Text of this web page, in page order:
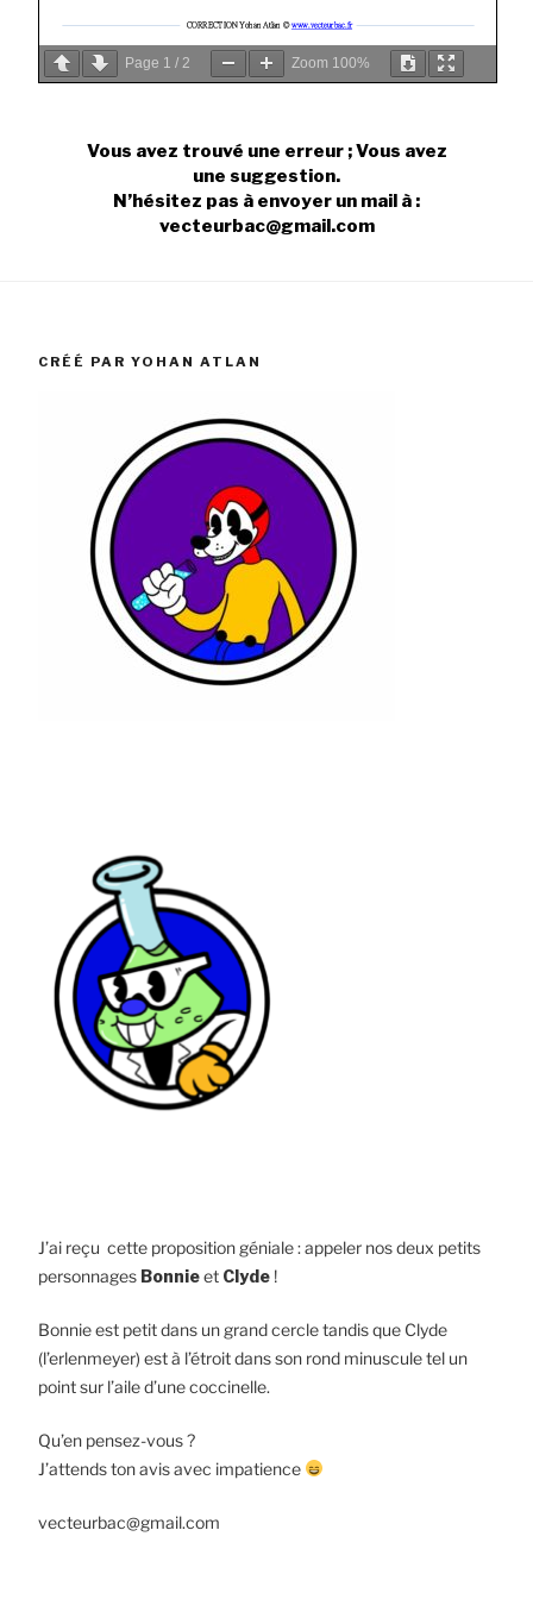
Page 1 / 2 Zoom 100%
Vous avez trouvé une erreur ; Vous avez
une suggestion.
N’hésitez pas à envoyer un mail à :
vecteurbac@gmail.com
CRÉÉ PAR YOHAN ATLAN
J’ai reçu cette proposition géniale : appeler nos deux petits
personnages Bonnieet Clyde !
Bonnie est petit dans un grand cercle tandis que Clyde
(l’erlenmeyer) est à l’étroit dans son rond minuscule tel un
point sur l’aile d’une coccinelle.
Qu’en pensez-vous ?
J’attends ton avis avec impatience
vecteurbac@gmail.com